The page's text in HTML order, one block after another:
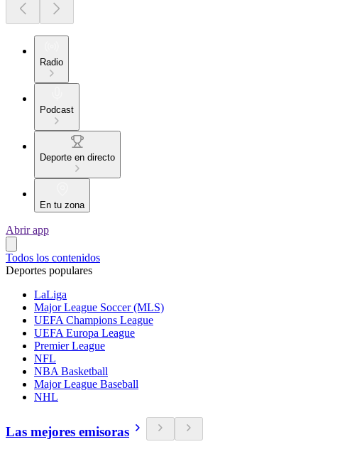
Radio
Podcast
Deporte en directo
En tu zona
Abrir app
Todos los contenidos
Deportes populares
LaLiga
Major League Soccer (MLS)
UEFA Champions League
UEFA Europa League
Premier League
NFL
NBA Basketball
Major League Baseball
NHL
Las mejores emisoras